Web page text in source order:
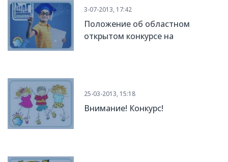
3-07-2013, 17:42
Положение об областном
открытом конкурсе на
25-03-2013, 15:18
Внимание! Конкурс!